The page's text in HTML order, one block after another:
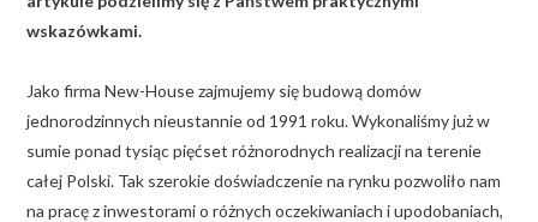
wskazówkami.
Jako firma New-House zajmujemy się budową domów
jednorodzinnych nieustannie od 1991 roku. Wykonaliśmy już w
sumie ponad tysiąc pięćset różnorodnych realizacji na terenie
całej Polski. Tak szerokie doświadczenie na rynku pozwoliło nam
na pracę z inwestorami o różnych oczekiwaniach i upodobaniach,